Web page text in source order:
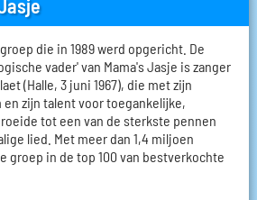
die in 1989 werd opgericht. De
vader' van Mama's Jasje is zanger
(Halle, 3 juni 1967), die met zijn
zijn talent voor toegankelijke,
tot een van de sterkste pennen
lied. Met meer dan 1,4 miljoen
groep in de top 100 van bestverkochte